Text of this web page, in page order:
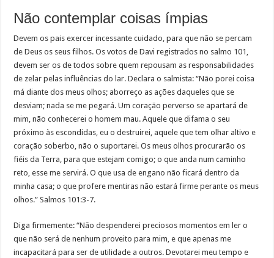
Não contemplar coisas ímpias
Devem os pais exercer incessante cuidado, para que não se percam
de Deus os seus filhos. Os votos de Davi registrados no salmo 101,
devem ser os de todos sobre quem repousam as responsabilidades
de zelar pelas influências do lar. Declara o salmista: “Não porei coisa
má diante dos meus olhos; aborreço as ações daqueles que se
desviam; nada se me pegará. Um coração perverso se apartará de
mim, não conhecerei o homem mau. Aquele que difama o seu
próximo às escondidas, eu o destruirei, aquele que tem olhar altivo e
coração soberbo, não o suportarei. Os meus olhos procurarão os
fiéis da Terra, para que estejam comigo; o que anda num caminho
reto, esse me servirá. O que usa de engano não ficará dentro da
minha casa; o que profere mentiras não estará firme perante os meus
olhos.” Salmos 101:3-7.
Diga firmemente: “Não despenderei preciosos momentos em ler o
que não será de nenhum proveito para mim, e que apenas me
incapacitará para ser de utilidade a outros. Devotarei meu tempo e